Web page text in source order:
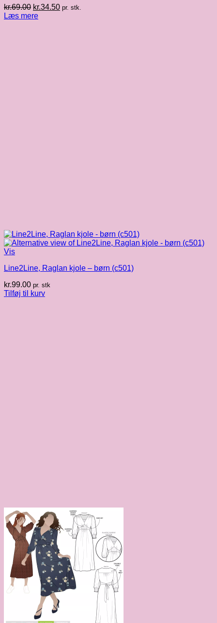
kr.69.00 Den
oprindelige
kr.34.50Den
pr. stk.
Læs mere
Vis
Line2Line, Raglan kjole – børn (c501)
kr.99.00 pr. stk
Tilføj til kurv